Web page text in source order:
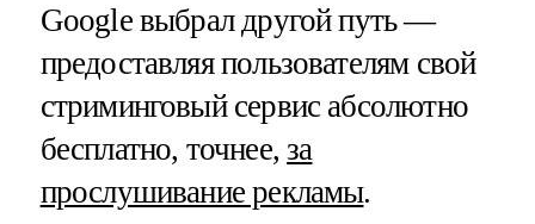
Google выбрал другой путь —
предоставляя пользователям свой
стриминговый сервис абсолютно
бесплатно, точнее,за
прослушивание рекламы.